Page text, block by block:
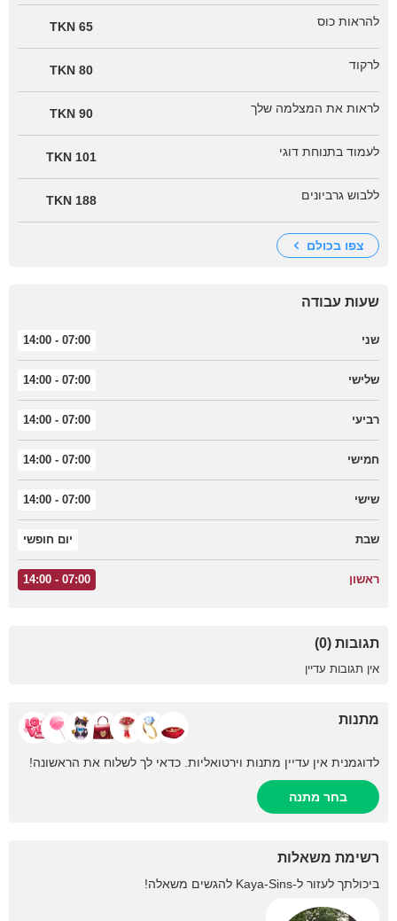
להראות כוס 65 TKN
לרקוד 80 TKN
לראות את המצלמה שלך 90 TKN
לעמוד בתנוחת דוגי 101 TKN
ללבוש גרביונים 188 TKN
צפו בכולם
שעות עבודה
שני 07:00 - 14:00
שלישי 07:00 - 14:00
רביעי 07:00 - 14:00
חמישי 07:00 - 14:00
שישי 07:00 - 14:00
שבת יום חופשי
ראשון 07:00 - 14:00
תגובות (0)
אין תגובות עדיין
מתנות
לדוגמנית אין עדיין מתנות וירטואליות. כדאי לך לשלוח את הראשונה!
בחר מתנה
רשימת משאלות
ביכולתך לעזור ל-Kaya-Sins להגשים משאלה!